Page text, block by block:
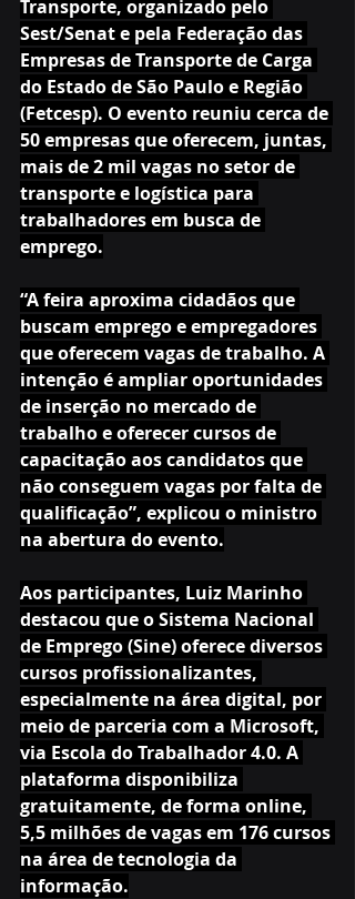
Transporte, organizado pelo
Sest/Senat e pela Federação das
Empresas de Transporte de Carga
do Estado de São Paulo e Região
(Fetcesp). O evento reuniu cerca de
50 empresas que oferecem, juntas,
mais de 2 mil vagas no setor de
transporte e logística para
trabalhadores em busca de
emprego.
“A feira aproxima cidadãos que
buscam emprego e empregadores
que oferecem vagas de trabalho. A
intenção é ampliar oportunidades
de inserção no mercado de
trabalho e oferecer cursos de
capacitação aos candidatos que
não conseguem vagas por falta de
qualificação”, explicou o ministro
na abertura do evento.
Aos participantes, Luiz Marinho
destacou que o Sistema Nacional
de Emprego (Sine) oferece diversos
cursos profissionalizantes,
especialmente na área digital, por
meio de parceria com a Microsoft,
via Escola do Trabalhador 4.0. A
plataforma disponibiliza
gratuitamente, de forma online,
5,5 milhões de vagas em 176 cursos
na área de tecnologia da
informação.